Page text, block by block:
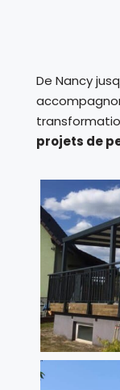
De Nancy
projets de